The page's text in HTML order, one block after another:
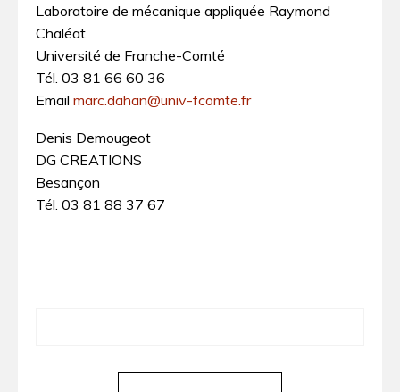
Laboratoire de mécanique appliquée Raymond
Chaléat
Université de Franche-Comté
Tél. 03 81 66 60 36
Email marc.dahan@univ-fcomte.fr
Denis Demougeot
DG CREATIONS
Besançon
Tél. 03 81 88 37 67